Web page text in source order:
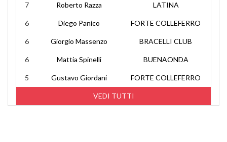
VEDI TUTTI
7 Roberto Razza LATINA
6 Diego Panico FORTE COLLEFERRO
6 Giorgio Massenzo BRACELLI CLUB
6 Mattia Spinelli BUENAONDA
5 Gustavo Giordani FORTE COLLEFERRO